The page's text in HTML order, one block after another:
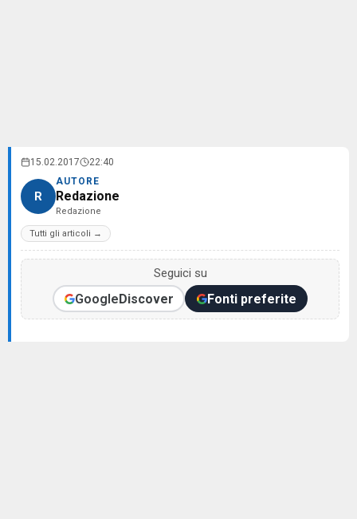
15.02.2017 22:40
R
AUTORE
Redazione
Redazione
Tutti gli articoli →
Seguici su
GoogleDiscover Fonti preferite